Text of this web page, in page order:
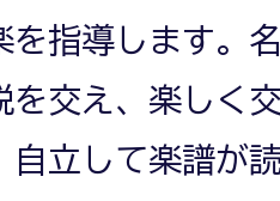
を指導します。
を交え、楽しく
自立して楽譜が